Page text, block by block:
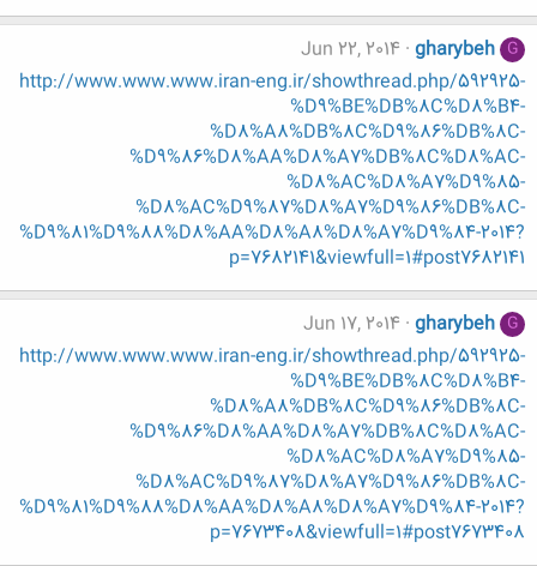
G
gharybeh
Jun 22, 2014
http://www.www.www.iran-eng.ir/showthread.php/592925-
%D9%BE%DB%8C%D8%B4-
%D8%A8%DB%8C%D9%86%DB%8C-
%D9%86%D8%AA%D8%A7%DB%8C%D8%AC-
%D8%AC%D8%A7%D9%85-
%D8%AC%D9%87%D8%A7%D9%86%DB%8C-
%D9%81%D9%88%D8%AA%D8%A8%D8%A7%D9%84-2014?
p=7682141&viewfull=1#post7682141
G
gharybeh
Jun 17, 2014
http://www.www.www.iran-eng.ir/showthread.php/592925-
%D9%BE%DB%8C%D8%B4-
%D8%A8%DB%8C%D9%86%DB%8C-
%D9%86%D8%AA%D8%A7%DB%8C%D8%AC-
%D8%AC%D8%A7%D9%85-
%D8%AC%D9%87%D8%A7%D9%86%DB%8C-
%D9%81%D9%88%D8%AA%D8%A8%D8%A7%D9%84-2014?
p=7673408&viewfull=1#post7673408